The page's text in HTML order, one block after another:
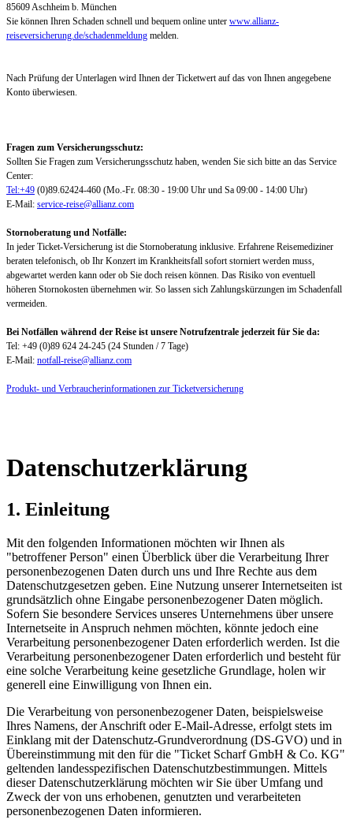
85609 Aschheim b. München
Sie können Ihren Schaden schnell und bequem online unter www.allianz-
reiseversicherung.de/schadenmeldung melden.
Nach Prüfung der Unterlagen wird Ihnen der Ticketwert auf das von Ihnen angegebene
Konto überwiesen.
Fragen zum Versicherungsschutz:
Sollten Sie Fragen zum Versicherungsschutz haben, wenden Sie sich bitte an das Service
Center:
Tel:+49 (0)89.62424-460 (Mo.-Fr. 08:30 - 19:00 Uhr und Sa 09:00 - 14:00 Uhr)
E-Mail: service-reise@allianz.com
Stornoberatung und Notfälle:
In jeder Ticket-Versicherung ist die Stornoberatung inklusive. Erfahrene Reisemediziner
beraten telefonisch, ob Ihr Konzert im Krankheitsfall sofort storniert werden muss,
abgewartet werden kann oder ob Sie doch reisen können. Das Risiko von eventuell
höheren Stornokosten übernehmen wir. So lassen sich Zahlungskürzungen im Schadenfall
vermeiden.
Bei Notfällen während der Reise ist unsere Notrufzentrale jederzeit für Sie da:
Tel: +49 (0)89 624 24-245 (24 Stunden / 7 Tage)
E-Mail: notfall-reise@allianz.com
Produkt- und Verbraucherinformationen zur Ticketversicherung
Datenschutzerklärung
1. Einleitung
Mit den folgenden Informationen möchten wir Ihnen als
"betroffener Person" einen Überblick über die Verarbeitung Ihrer
personenbezogenen Daten durch uns und Ihre Rechte aus dem
Datenschutzgesetzen geben. Eine Nutzung unserer Internetseiten ist
grundsätzlich ohne Eingabe personenbezogener Daten möglich.
Sofern Sie besondere Services unseres Unternehmens über unsere
Internetseite in Anspruch nehmen möchten, könnte jedoch eine
Verarbeitung personenbezogener Daten erforderlich werden. Ist die
Verarbeitung personenbezogener Daten erforderlich und besteht für
eine solche Verarbeitung keine gesetzliche Grundlage, holen wir
generell eine Einwilligung von Ihnen ein.
Die Verarbeitung von personenbezogener Daten, beispielsweise
Ihres Namens, der Anschrift oder E-Mail-Adresse, erfolgt stets im
Einklang mit der Datenschutz-Grundverordnung (DS-GVO) und in
Übereinstimmung mit den für die "Ticket Scharf GmbH & Co. KG"
geltenden landesspezifischen Datenschutzbestimmungen. Mittels
dieser Datenschutzerklärung möchten wir Sie über Umfang und
Zweck der von uns erhobenen, genutzten und verarbeiteten
personenbezogenen Daten informieren.